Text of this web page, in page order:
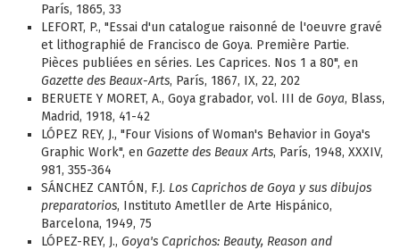
París, 1865, 33
LEFORT, P., "Essai d'un catalogue raisonné de l'oeuvre gravé
et lithographié de Francisco de Goya. Première Partie.
Pièces publiées en séries. Les Caprices. Nos 1 a 80", en
Gazette des Beaux-Arts, París, 1867, IX, 22, 202
BERUETE Y MORET, A., Goya grabador, vol. III de Goya, Blass,
Madrid, 1918, 41-42
LÓPEZ REY, J., "Four Visions of Woman's Behavior in Goya's
Graphic Work", en Gazette des Beaux Arts, París, 1948, XXXIV,
981, 355-364
SÁNCHEZ CANTÓN, F.J. Los Caprichos de Goya y sus dibujos
preparatorios, Instituto Ametller de Arte Hispánico,
Barcelona, 1949, 75
LÓPEZ-REY, J., Goya's Caprichos: Beauty, Reason and